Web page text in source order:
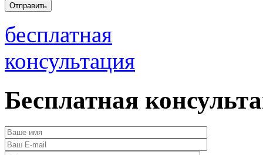
бесплатная
консультация
Бесплатная